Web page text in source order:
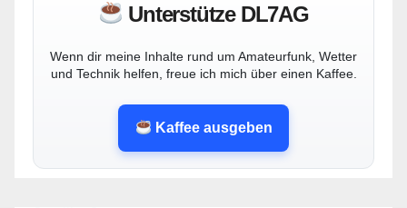
Unterstütze DL7AG
Wenn dir meine Inhalte rund um Amateurfunk, Wetter
und Technik helfen, freue ich mich über einen Kaffee.
Kaffee ausgeben